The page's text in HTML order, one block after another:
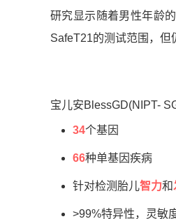
研究显示随着男性年龄
SafeT21的测试范围，但
宝儿安BlessGD(NIPT-
34个基因
66种单基因疾病
针对检测胎儿智力和
>99%特异性，灵敏